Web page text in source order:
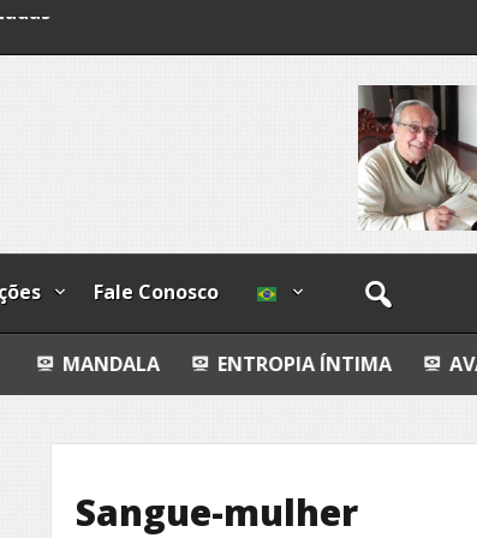
Fale Conosco
ENTROPIA ÍNTIMA AVALIAÇÃO
Sangue-mulher